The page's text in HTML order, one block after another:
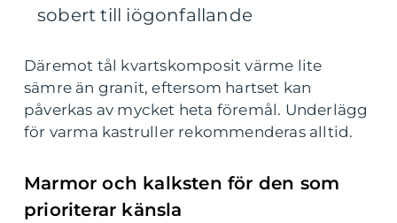
sobert till iögonfallande
Däremot tål kvartskomposit värme lite
sämre än granit, eftersom hartset kan
påverkas av mycket heta föremål. Underlägg
för varma kastruller rekommenderas alltid.
Marmor och kalksten för den som
prioriterar känsla